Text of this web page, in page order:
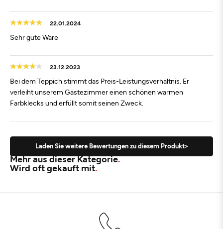
22.01.2024
Sehr gute Ware
23.12.2023
Bei dem Teppich stimmt das Preis-Leistungsverhältnis. Er
verleiht unserem Gästezimmer einen schönen warmen
Farbklecks und erfüllt somit seinen Zweck.
Laden Sie weitere Bewertungen zu diesem Produkt>
Mehr aus dieser Kategorie
Wird oft gekauft mit